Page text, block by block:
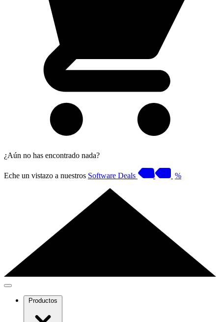
¿Aún no has encontrado nada?
Eche un vistazo a nuestros Software Deals %
Productos